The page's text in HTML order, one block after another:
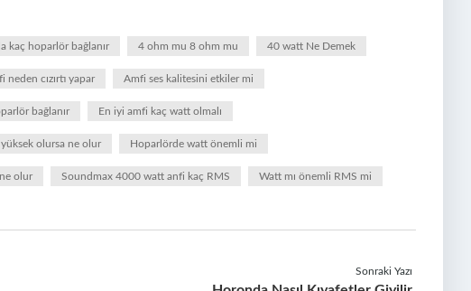
kaç hoparlör bağlanır 4 ohm mu 8 ohm mu 40 watt Ne Demek
neden cızırtı yapar Amfi ses kalitesini etkiler mi
bağlanır En iyi amfi kaç watt olmalı
olursa ne olur Hoparlörde watt önemli mi
olur Soundmax 4000 watt anfi kaç RMS Watt mı önemli RMS mi
Sonraki Yazı